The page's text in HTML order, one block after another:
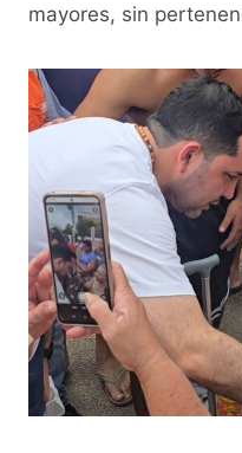
mayores, sin